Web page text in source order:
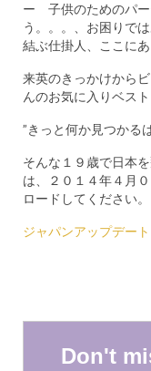
ABOUT
TAKAYO
KIMONO HIRE
BLOG
ー 子供のためのパー
う。。。、お困りで
結ぶ仕掛人、ここにあ
来英のきっかけから
んのお気に入りベス
”きっと何か見つかる
そんな１９歳で日本
は、２０１４年４月
ロードしてください。
ジャパンアップデー